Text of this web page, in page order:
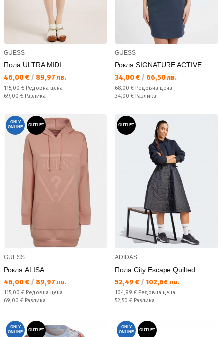
GUESS
Пола ULTRA MIDI
Текуща цена:
46,00 € / 89,97 лв.
Редовна цена:
115,00 € Редовна цена
Спестявате:
69,00 € Разлика
GUESS
Рокля SIGNATURE ACTIVE
Текуща цена:
34,00 € / 66,50 лв.
Редовна цена:
68,00 € Редовна цена
Спестявате:
34,00 € Разлика
ONLY
ONLINE
OUTLET
GUESS
Рокля ALISA
Текуща цена:
46,00 € / 89,97 лв.
Редовна цена:
115,00 € Редовна цена
Спестявате:
69,00 € Разлика
OUTLET
ADIDAS
Пола City Escape Quilted
Текуща цена:
52,49 € / 102,66 лв.
Редовна цена:
104,99 € Редовна цена
Спестявате:
52,50 € Разлика
ONLY
ONLINE
OUTLET
ONLY
ONLINE
OUTLET